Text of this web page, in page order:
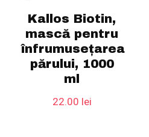
Kallos Biotin,
mască pentru
înfrumusețarea
părului, 1000
ml
22.00 lei